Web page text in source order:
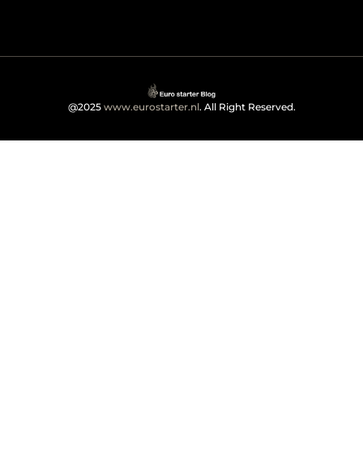
@2025 www.eurostarter.nl. All Right Reserved.